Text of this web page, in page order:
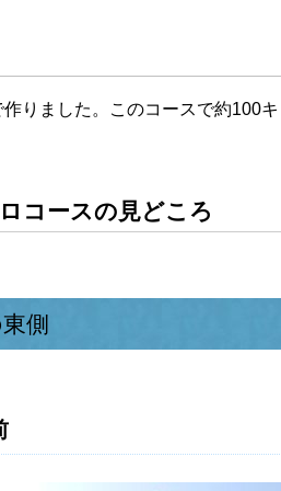
りました。このコースで約100キ
コースの見どころ
側